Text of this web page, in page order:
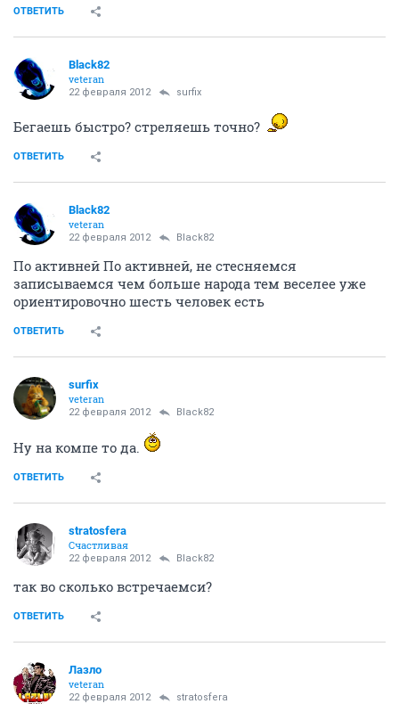
ОТВЕТИТЬ
Black82
veteran
22 февраля 2012 surfix
Бегаешь быстро? стреляешь точно?
ОТВЕТИТЬ
Black82
veteran
22 февраля 2012 Black82
По активней По активней, не стесняемся
записываемся чем больше народа тем веселее уже
ориентировочно шесть человек есть
ОТВЕТИТЬ
surfix
veteran
22 февраля 2012 Black82
Ну на компе то да.
ОТВЕТИТЬ
stratosfera
Счастливая
22 февраля 2012 Black82
так во сколько встречаемси?
ОТВЕТИТЬ
Лазло
veteran
22 февраля 2012 stratosfera